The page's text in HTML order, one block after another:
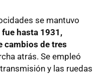
se mantuvo
fue hasta 1931,
cambios de tres
atrás. Se empleó
y las ruedas